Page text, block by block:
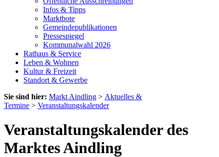
Infos & Tipps
Marktbote
Gemeindepublikationen
Pressespiegel
Kommunalwahl 2026
Rathaus & Service
Leben & Wohnen
Kultur & Freizeit
Standort & Gewerbe
Sie sind hier: Markt Aindling > Aktuelles &
Termine > Veranstaltungskalender
Veranstaltungskalender des
Marktes Aindling